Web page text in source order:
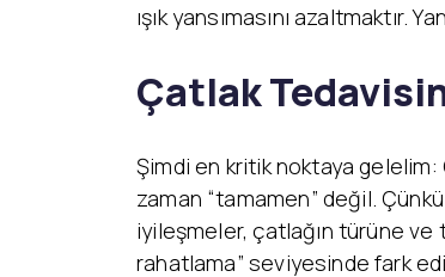
ışık yansımasını
Çatlak
Şimdi en kritik noktaya
zaman “tamamen” değil.
iyileşmeler, çatlağın türüne ve
rahatlama” seviyesinde fark